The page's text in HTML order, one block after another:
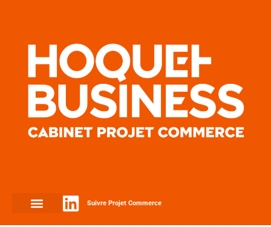
Suivre Projet Commerce